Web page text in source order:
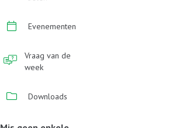
Evenementen
Vraag van de
week
Downloads